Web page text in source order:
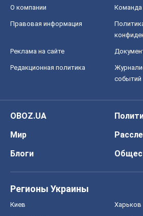
О компании Команда
Правовая информация
Реклама на сайте
Редакционная политика
событий
OBOZ.UA
Мир
Блоги
Регионы Украины
Киев Харьков